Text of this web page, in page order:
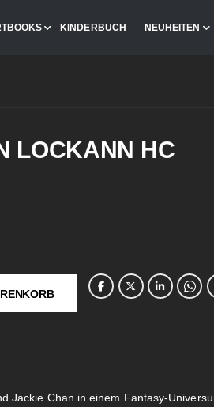
KINDERBUCH NEUHEITEN
LOCKANN HC
Jackie Chan in einem Fantasy-